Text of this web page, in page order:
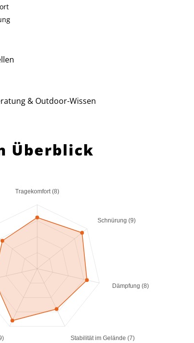
& Outdoor-Wissen
Überblick
Tragekomfort (8)
Schnürung (9)
Dämpfung (8)
Stabilität im Gelände (7)